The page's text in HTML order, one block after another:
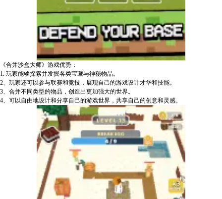
《合并沙盒大师》游戏优势：
1. 玩家能够探索并发掘各类宝藏与神秘物品。
2、玩家还可以参与联赛和竞技，展现自己的游戏设计才华和技能。
3、合并不同类型的物品，创造出更加强大的世界。
4、可以自由地设计和分享自己的游戏世界，共享自己的创意和灵感。